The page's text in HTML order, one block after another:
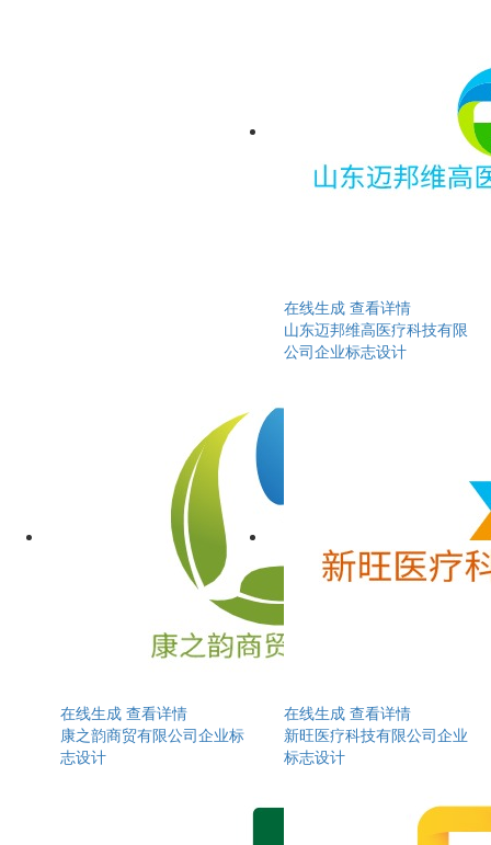
在线生成 查看详情
山东迈邦维高医疗科技有限
公司企业标志设计
在线生成 查看详情
康之韵商贸有限公司企业标
志设计
在线生成 查看详情
新旺医疗科技有限公司企业
标志设计